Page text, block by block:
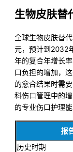
生物皮肤替
全球生物皮肤替
元，预计到2032
年的复合年增长
口负担的增加，
的愈合结果时需
科伤口管理中的
的专业伤口护理
报
历史时期